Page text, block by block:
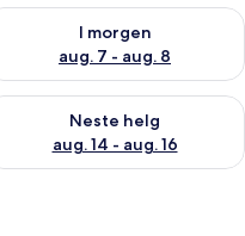
6 - aug. 7
I morgen
aug. 7 - aug. 8
tilgjengelighet for i
aug. 7 - aug. 9
Neste helg
aug. 14 - aug. 16
tilgjengelighet for neste